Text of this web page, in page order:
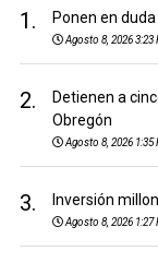
1. Ponen en
Agosto 8, 2026 3:23
2.
Detienen a
Obregón
Agosto 8, 2026 1:35
3. Inversión
Agosto 8, 2026 1:27